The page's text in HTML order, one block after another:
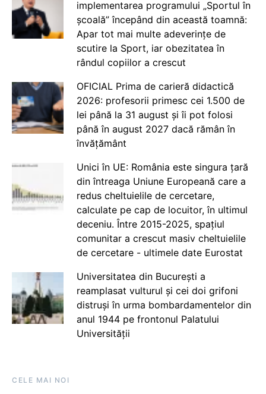
implementarea programului „Sportul în
școală” începând din această toamnă:
Apar tot mai multe adeverințe de
scutire la Sport, iar obezitatea în
rândul copiilor a crescut
OFICIAL Prima de carieră didactică
2026: profesorii primesc cei 1.500 de
lei până la 31 august și îi pot folosi
până în august 2027 dacă rămân în
învățământ
Unici în UE: România este singura țară
din întreaga Uniune Europeană care a
redus cheltuielile de cercetare,
calculate pe cap de locuitor, în ultimul
deceniu. Între 2015-2025, spațiul
comunitar a crescut masiv cheltuielile
de cercetare - ultimele date Eurostat
Universitatea din București a
reamplasat vulturul și cei doi grifoni
distruși în urma bombardamentelor din
anul 1944 pe frontonul Palatului
Universității
CELE MAI NOI